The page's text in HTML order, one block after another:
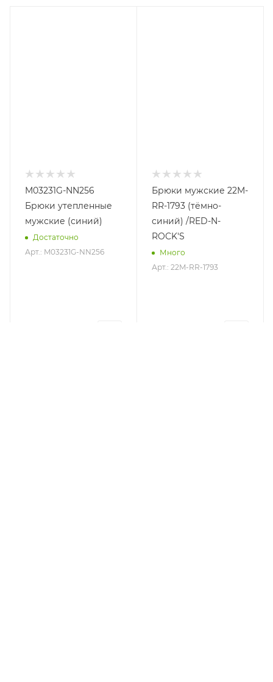
M03231G-NN256
Брюки утепленные
мужские (синий)
Достаточно
Арт.: M03231G-NN256
Брюки мужские 22M-
RR-1793 (тёмно-
синий) /RED-N-
ROCK'S
Много
Арт.: 22M-RR-1793